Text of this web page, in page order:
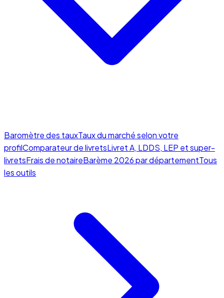
Baromètre des tauxTaux du marché selon votre
profilComparateur de livretsLivret A, LDDS, LEP et super-
livretsFrais de notaireBarème 2026 par départementTous
les outils